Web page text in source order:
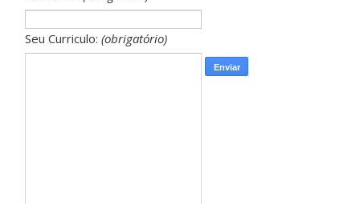
Seu Curriculo:(obrigatório)